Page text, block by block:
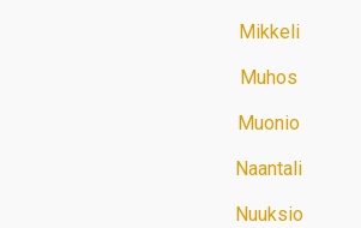
Mikkeli
Muhos
Muonio
Naantali
Nuuksio